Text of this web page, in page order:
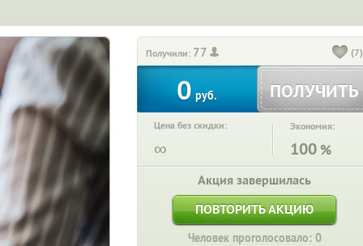
Получили: 77 (7)
0 руб. ПОЛУЧИТЬ
Цена без скидки:
∞
Экономия:
100 %
Акция завершилась
ПОВТОРИТЬ АКЦИЮ
Человек проголосовало: 0